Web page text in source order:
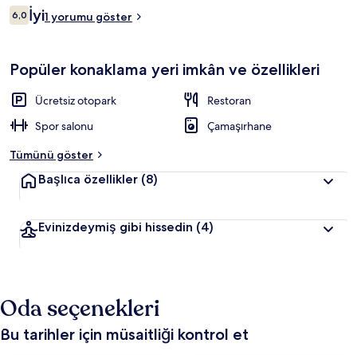
Yorumlar
6,06,0/10
İyi1 yorumu göster
Popüler konaklama yeri imkân ve özellikleri
Ücretsiz otopark
Restoran
Spor salonu
Çamaşırhane
Tümünü göster
Başlıca özellikler (8)
Evinizdeymiş gibi hissedin (4)
Oda seçenekleri
Bu tarihler için müsaitliği kontrol et